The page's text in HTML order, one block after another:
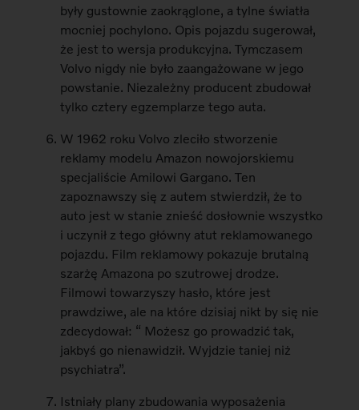
były gustownie zaokrąglone, a tylne światła
mocniej pochylono. Opis pojazdu sugerował,
że jest to wersja produkcyjna. Tymczasem
Volvo nigdy nie było zaangażowane w jego
powstanie. Niezależny producent zbudował
tylko cztery egzemplarze tego auta.
W 1962 roku Volvo zleciło stworzenie
reklamy modelu Amazon nowojorskiemu
specjaliście Amilowi Gargano. Ten
zapoznawszy się z autem stwierdził, że to
auto jest w stanie znieść dosłownie wszystko
i uczynił z tego główny atut reklamowanego
pojazdu. Film reklamowy pokazuje brutalną
szarżę Amazona po szutrowej drodze.
Filmowi towarzyszy hasło, które jest
prawdziwe, ale na które dzisiaj nikt by się nie
zdecydował: “ Możesz go prowadzić tak,
jakbyś go nienawidził. Wyjdzie taniej niż
psychiatra”.
Istniały plany zbudowania wyposażenia